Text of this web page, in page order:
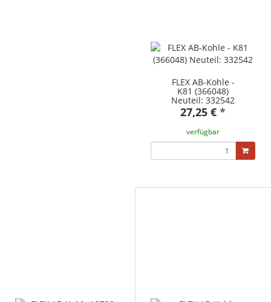
FLEX AB-Kohle -
K81 (366048)
Neuteil: 332542
27,25 € *
verfügbar